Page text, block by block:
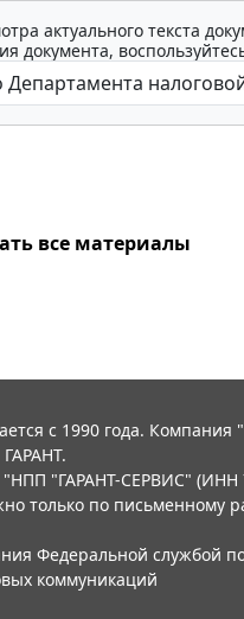
актуального текста
документа,
все материалы
с 1990 года. Компания
"ГАРАНТ-СЕРВИС" (ИНН
только по письменному
Федеральной службой
коммуникаций